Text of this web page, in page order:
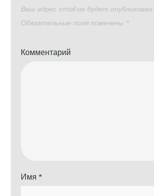
Ваш адрес email не будет опубликован.
Обязательные поля помечены *
Комментарий
Имя*